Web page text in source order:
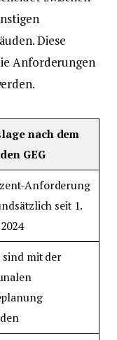
Diese
Anforderungen
nach dem
GEG
Anforderung
seit 1.
sind mit der